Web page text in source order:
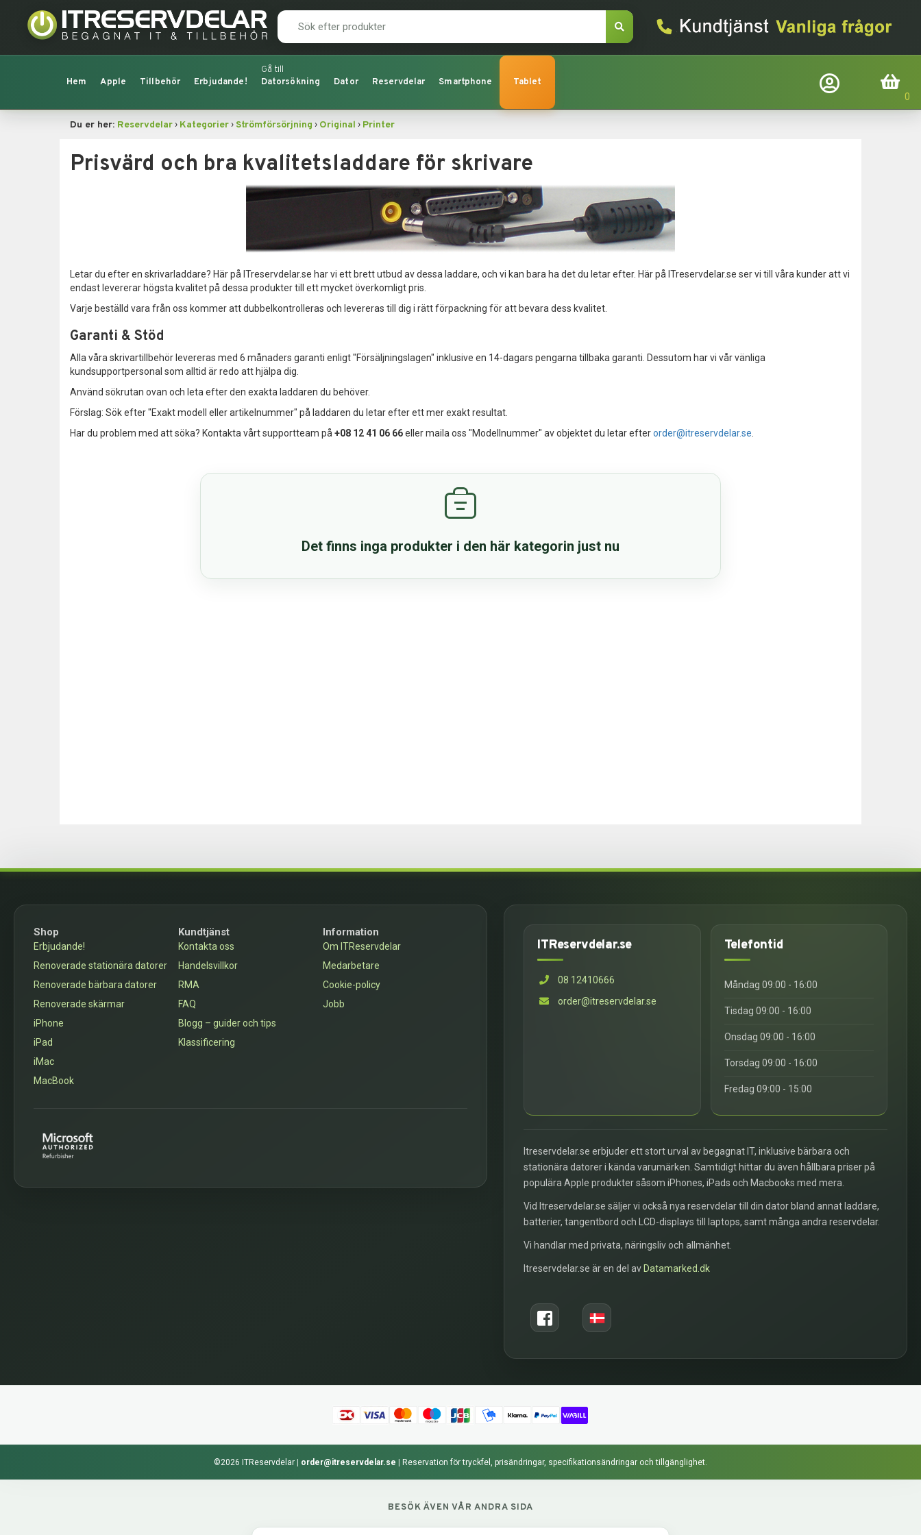
Företagslogin Inköpskorg
Hem Apple Tillbehör Erbjudande! Datorsökning Dator Reservdelar Smartphone Tablet
Du er her: Reservdelar› Kategorier›Strömförsörjning › Original › Printer
Prisvärd och bra kvalitetsladdare för skrivare
Letar du efter en skrivarladdare? Här på ITreservdelar.se har vi ett brett utbud av dessa laddare, och vi kan bara ha det du letar efter. Här på ITreservdelar.se ser vi till våra kunder att vi
endast levererar högsta kvalitet på dessa produkter till ett mycket överkomligt pris.
Varje beställd vara från oss kommer att dubbelkontrolleras och levereras till dig i rätt förpackning för att bevara dess kvalitet.
Garanti & Stöd
Alla våra skrivartillbehör levereras med 6 månaders garanti enligt "Försäljningslagen" inklusive en 14-dagars pengarna tillbaka garanti. Dessutom har vi vår vänliga
kundsupportpersonal som alltid är redo att hjälpa dig.
Använd sökrutan ovan och leta efter den exakta laddaren du behöver.
Förslag: Sök efter "Exakt modell eller artikelnummer" på laddaren du letar efter ett mer exakt resultat.
Har du problem med att söka? Kontakta vårt supportteam på +08 12 41 06 66eller maila oss "Modellnummer" av objektet du letar efterorder@itreservdelar.se
Det finns inga produkter i den här kategorin just nu
Shop
Erbjudande!
Renoverade stationära datorer
Renoverade bärbara datorer
Renoverade skärmar
iPhone
iPad
iMac
MacBook
Kundtjänst
Kontakta oss
Handelsvillkor
RMA
FAQ
Blogg – guider och tips
Klassificering
Information
Om ITReservdelar
Medarbetare
Cookie-policy
Jobb
ITReservdelar.se
08 12410666
order@itreservdelar.se
Telefontid
Måndag 09:00 - 16:00
Tisdag 09:00 - 16:00
Onsdag 09:00 - 16:00
Torsdag 09:00 - 16:00
Fredag 09:00 - 15:00
Itreservdelar.se erbjuder ett stort urval av begagnat IT, inklusive bärbara och
stationära datorer i kända varumärken. Samtidigt hittar du även hållbara priser på
populära Apple produkter såsom iPhones, iPads och Macbooks med mera.
Vid Itreservdelar.se säljer vi också nya reservdelar till din dator bland annat laddare,
batterier, tangentbord och LCD-displays till laptops, samt många andra reservdelar.
Vi handlar med privata, näringsliv och allmänhet.
Itreservdelar.se är en del av Datamarked.dk
©2026 ITReservdelar order@itreservdelar.se Reservation för tryckfel, prisändringar, specifikationsändringar och tillgänglighet.
BESÖK ÄVEN VÅR ANDRA SIDA